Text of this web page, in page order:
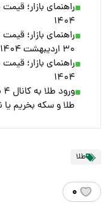
۱۴۰۴
راهنمای بازار؛
۳۰ اردیبهشت ۱۴۰۴
۱۴۰۴
طلا و سکه بخریم یا
طلا
۰